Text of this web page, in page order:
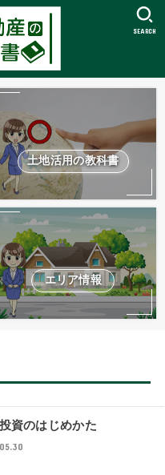
SEARCH
土地活用の教科書
エリア情報
資のはじめかた